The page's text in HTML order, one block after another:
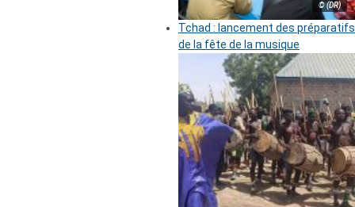
© (DR)
Tchad : lancement des préparatifs
de la fête de la musique